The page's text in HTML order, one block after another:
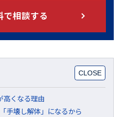
で相談する
高くなる理由
手壊し解体」になるから